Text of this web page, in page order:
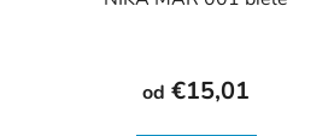
od €15,01